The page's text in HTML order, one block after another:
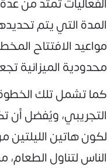
المدة التي يتم
مواعيد الافتتاح
محدودية الميزانية
كما تشمل تلك الخطوة
التجريبي، ويُفضل أن
لكون هاتين الليلتين
الناس لتناول الطعام،